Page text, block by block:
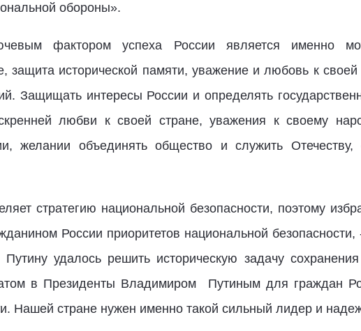
обороны».
фактором успеха России является именно
защита исторической памяти, уважение и любовь к
Защищать интересы России и определять
любви к своей стране, уважения к своему
желании объединять общество и служить
стратегию национальной безопасности, поэтому
России приоритетов национальной безопасности,
удалось решить историческую задачу сохранения
в Президенты Владимиром Путиным для граждан
Нашей стране нужен именно такой сильный лидер и